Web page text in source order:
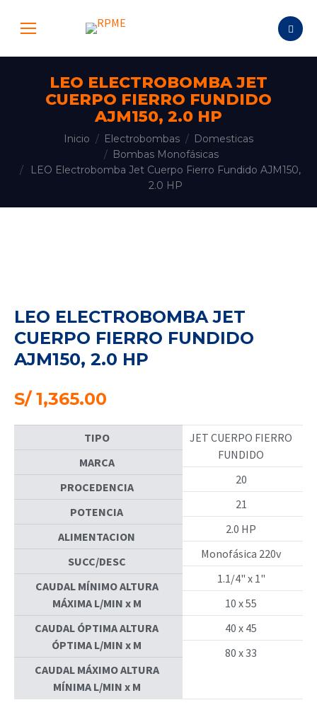
Buscar:
LEO ELECTROBOMBA JET
CUERPO FIERRO FUNDIDO
AJM150, 2.0 HP
Inicio Electrobombas
Domesticas
Bombas Monofásicas
LEO Electrobomba Jet Cuerpo Fierro Fundido AJM150,
2.0 HP
LEO ELECTROBOMBA JET
CUERPO FIERRO FUNDIDO
AJM150, 2.0 HP
S/1,365.00
TIPO
MARCA
PROCEDENCIA
POTENCIA
ALIMENTACION
SUCC/DESC
CAUDAL MÍNIMO ALTURA
MÁXIMA L/MIN x M
CAUDAL ÓPTIMA ALTURA
ÓPTIMA L/MIN x M
CAUDAL MÁXIMO ALTURA
MÍNIMA L/MIN x M
JET CUERPO FIERRO
FUNDIDO
20
21
2.0 HP
Monofásica 220v
1.1/4" x 1"
10 x 55
40 x 45
80 x 33